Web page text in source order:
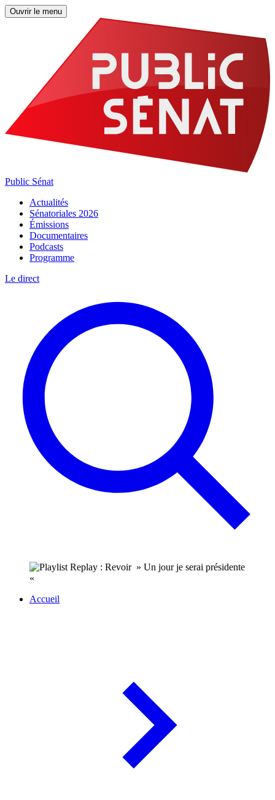
Ouvrir le menu
Public Sénat
Actualités
Sénatoriales 2026
Émissions
Documentaires
Podcasts
Programme
Le direct
Accueil